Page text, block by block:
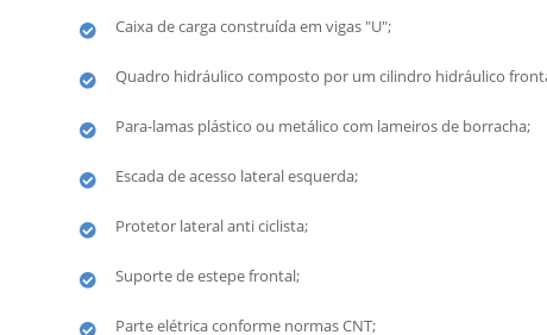
Caixa de carga construída em vigas "U";
Quadro hidráulico composto por um cilindro hidráulico
Para-lamas plástico ou metálico com lameiros de borracha;
Escada de acesso lateral esquerda;
Protetor lateral anti ciclista;
Suporte de estepe frontal;
Parte elétrica conforme normas CNT;